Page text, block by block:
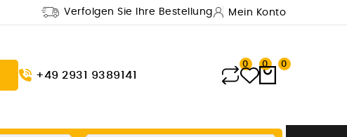
Verfolgen Sie Ihre Bestellung Mein Konto
+49 2931 9389141
0 0 0